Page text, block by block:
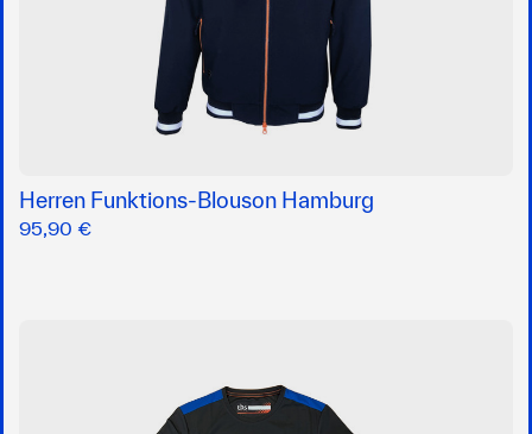
Herren Funktions-Blouson Hamburg
95,90 €